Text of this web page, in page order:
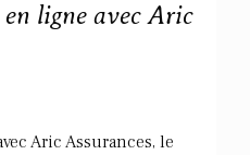
ligne avec Aric
Aric Assurances, le